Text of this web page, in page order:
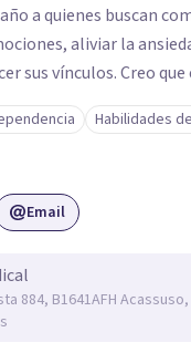
a quienes buscan
aliviar la
sus vínculos. Creo
comienza cuando
y a reconocer las
Habilidades
Email
884, B1641AFH